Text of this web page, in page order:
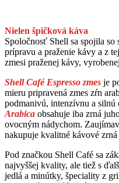
Nielen špičková káva
Spoločnosť Shell sa spojila
prípravu a praženie kávy a z
zmesi praženej kávy,
Shell Café Espresso zmes je
mieru pripravená zmes zŕn
podmanivú, intenzívnu a
Arabica obsahuje iba zrná
ovocným nádychom.
nakupuje kvalitné kávové
Pod značkou Shell Café sa
najvyššej kvality, ale tiež s
jedlá a minútky, špeciality z